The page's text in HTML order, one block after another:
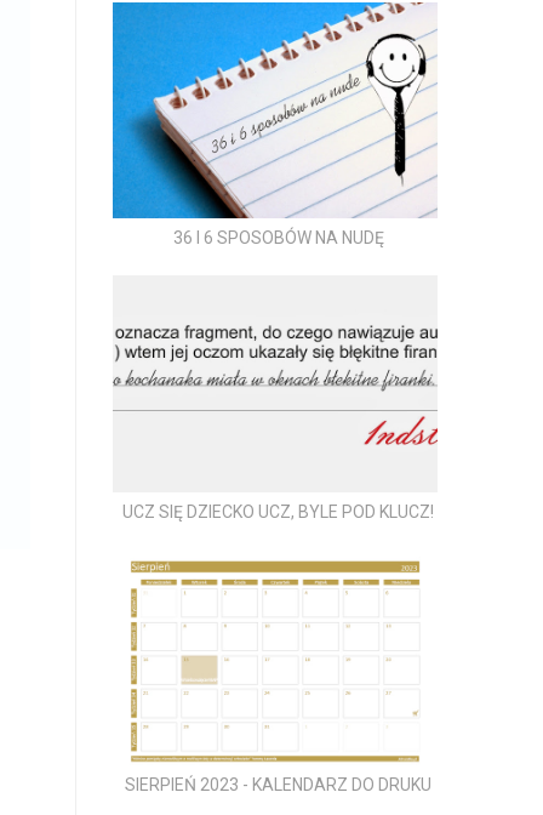
36 I 6 SPOSOBÓW NA NUDĘ
UCZ SIĘ DZIECKO UCZ, BYLE POD KLUCZ!
SIERPIEŃ 2023 - KALENDARZ DO DRUKU